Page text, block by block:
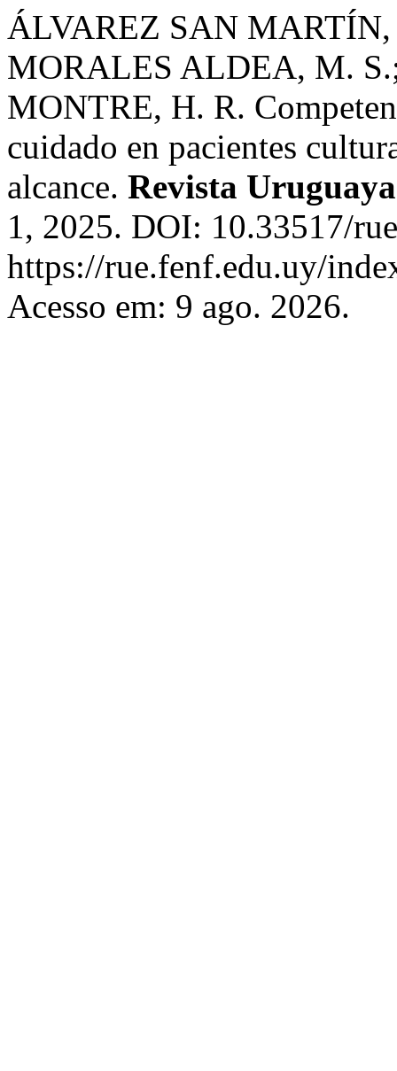
ÁLVAREZ SAN
MORALES ALDEA, M.
MONTRE, H. R.
cuidado en pacientes
alcance. Revista
1, 2025. DOI: 10.33517/
https://rue.fenf.edu.uy/
Acesso em: 9 ago. 2026.